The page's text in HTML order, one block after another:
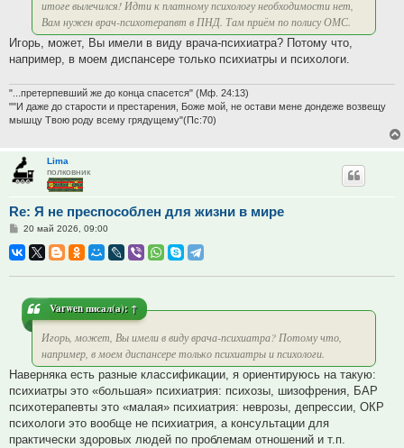
итоге вылечился! Идти к платному психологу необходимости нет,
Вам нужен врач-психотерапвт в ПНД. Там приём по полису ОМС.
Игорь, может, Вы имели в виду врача-психиатра? Потому что,
например, в моем диспансере только психиатры и психологи.
"...претерпевший же до конца спасется" (Мф. 24:13)
""И даже до старости и престарения, Боже мой, не остави мене дондеже возвещу
мышцу Твою роду всему грядущему"(Пс:70)
Lima
полковник
Re: Я не преспособлен для жизни в мире
Сообщение
20 май 2026, 09:00
Varwenписал(а): ↑
Игорь, может, Вы имели в виду врача-психиатра? Потому что,
например, в моем диспансере только психиатры и психологи.
Наверняка есть разные классификации, я ориентируюсь на такую:
психиатры это «большая» психиатрия: психозы, шизофрения, БАР
психотерапевты это «малая» психиатрия: неврозы, депрессии, ОКР
психологи это вообще не психиатрия, а консультации для
практически здоровых людей по проблемам отношений и т.п.